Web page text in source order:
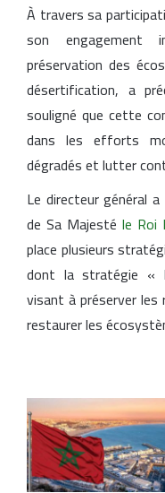
À travers sa
son
préservation des
désertification, a
souligné que cette
dans les efforts
dégradés et lutter
Le directeur général
de Sa Majesté le Roi
place plusieurs
dont la stratégie «
visant à préserver
restaurer les